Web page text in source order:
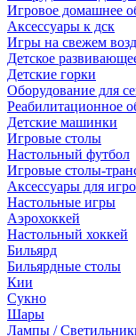
Игровое домашнее
Аксессуары к дск
Игры на свежем
Детское
Детские горки
Оборудование для
Реабилитационное
Детские машинки
Игровые столы
Настольный футбол
Игровые столы-
Аксессуары для
Настольные игры
Аэрохоккей
Настольный хоккей
Бильярд
Бильярдные столы
Кии
Сукно
Шары
Лампы /